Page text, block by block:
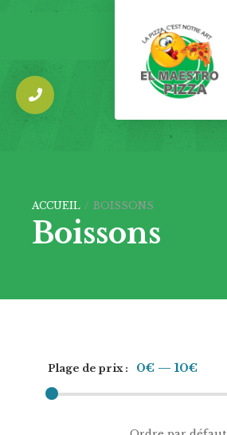
ACCUEIL / BOISSONS
Boissons
Plage de prix : 0€ — 10€